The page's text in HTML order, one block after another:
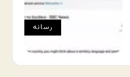
رسانه